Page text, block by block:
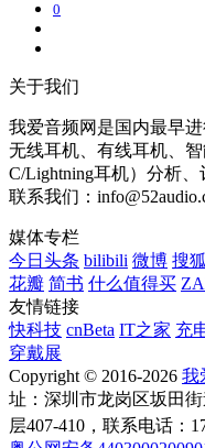
0
关于我们
我爱音频网是国内最早
无线耳机、有线耳机、
C/Lightning耳机）分析
联系我们：
媒体专栏
今日头条 bilibili 微博 搜狐
花瓣 简书 什么值得买
友情链接
快科技 cnBeta IT之家 充
穿戴展
Copyright © 2016-2026 我
址：深圳市龙岗区坂田
层407-410，联系电话：